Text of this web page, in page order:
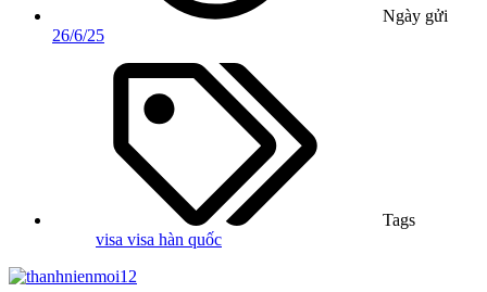
Ngày gửi
26/6/25
Tags
visa visa hàn quốc